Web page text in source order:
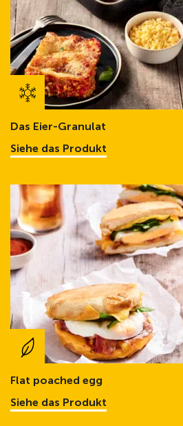
Das Eier-Granulat
Siehe das Produkt
Flat poached egg
Siehe das Produkt